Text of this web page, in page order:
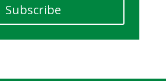
Subscribe